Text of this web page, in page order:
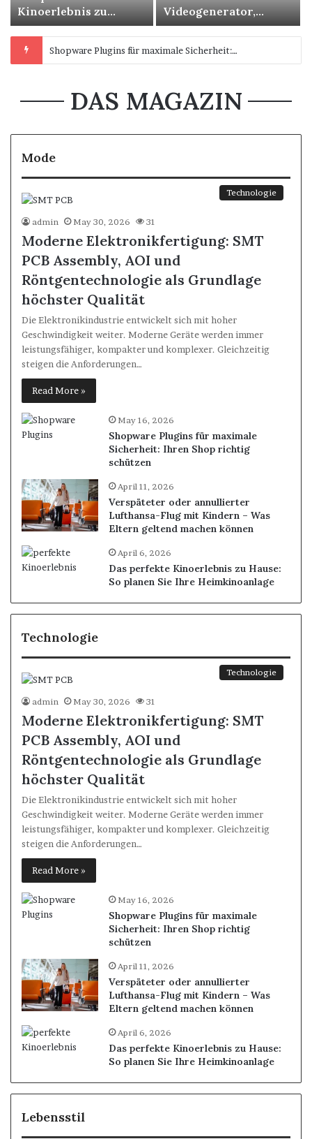
Kinoerlebnis zu
Hause: So planen Sie
Ihre Heimkinoanlage
Videogenerator,
kostenloser KI-
2026
Verspäteter oder annullierter Lufthansa-Flug mit Kindern – Was Eltern geltend machen können
DAS MAGAZIN
Mode
Technologie
admin May 30, 2026 31
Moderne Elektronikfertigung: SMT
PCB Assembly, AOI und
Röntgentechnologie als Grundlage
höchster Qualität
Die Elektronikindustrie entwickelt sich mit hoher
Geschwindigkeit weiter. Moderne Geräte werden immer
leistungsfähiger, kompakter und komplexer. Gleichzeitig
steigen die Anforderungen…
Read More »
May 16, 2026
Shopware Plugins für maximale
Sicherheit: Ihren Shop richtig
schützen
April 11, 2026
Verspäteter oder annullierter
Lufthansa-Flug mit Kindern – Was
Eltern geltend machen können
April 6, 2026
Das perfekte Kinoerlebnis zu Hause:
So planen Sie Ihre Heimkinoanlage
Technologie
Technologie
admin May 30, 2026 31
Moderne Elektronikfertigung: SMT
PCB Assembly, AOI und
Röntgentechnologie als Grundlage
höchster Qualität
Die Elektronikindustrie entwickelt sich mit hoher
Geschwindigkeit weiter. Moderne Geräte werden immer
leistungsfähiger, kompakter und komplexer. Gleichzeitig
steigen die Anforderungen…
Read More »
May 16, 2026
Shopware Plugins für maximale
Sicherheit: Ihren Shop richtig
schützen
April 11, 2026
Verspäteter oder annullierter
Lufthansa-Flug mit Kindern – Was
Eltern geltend machen können
April 6, 2026
Das perfekte Kinoerlebnis zu Hause:
So planen Sie Ihre Heimkinoanlage
Lebensstil